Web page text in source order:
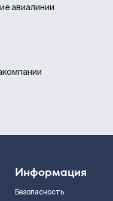
авиалинии
Информация
Безопасность